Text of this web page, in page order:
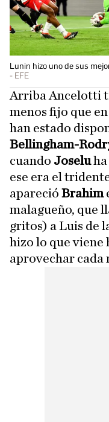
Lunin hizo uno de sus
EFE
Arriba Ancelotti
menos fijo que
han estado
Bellingham-
cuando Joselu
ese era el
apareció Brahim
malagueño, que
gritos) a Luis de
hizo lo que viene
aprovechar cada